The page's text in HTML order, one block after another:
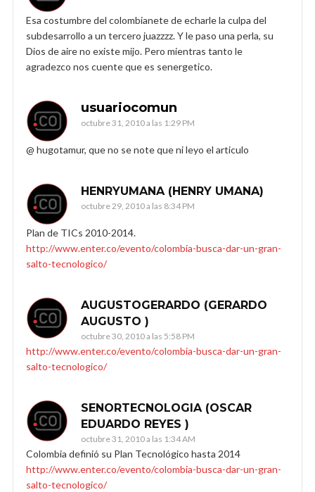
Esa costumbre del colombianete de echarle la culpa del
subdesarrollo a un tercero juazzzz. Y le paso una perla, su
Dios de aire no existe mijo. Pero mientras tanto le
agradezco nos cuente que es senergetico.
usuariocomun
octubre 31, 2010 a las 1:29 PM
@ hugotamur, que no se note que ni leyo el articulo
HENRYUMANA (HENRY UMANA)
octubre 29, 2010 a las 8:34 PM
Plan de TICs 2010-2014.
http://www.enter.co/evento/colombia-busca-dar-un-gran-
salto-tecnologico/
AUGUSTOGERARDO (GERARDO
AUGUSTO )
octubre 30, 2010 a las 5:58 PM
http://www.enter.co/evento/colombia-busca-dar-un-gran-
salto-tecnologico/
SENORTECNOLOGIA (OSCAR
EDUARDO REYES )
octubre 31, 2010 a las 1:34 AM
Colombia definió su Plan Tecnológico hasta 2014
http://www.enter.co/evento/colombia-busca-dar-un-gran-
salto-tecnologico/